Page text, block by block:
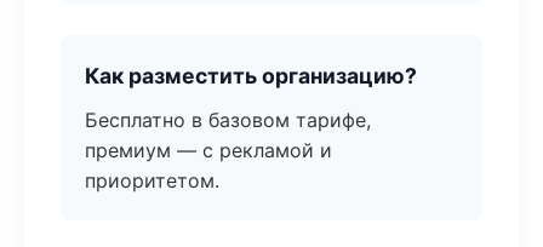
Как разместить организацию?
Бесплатно в базовом тарифе,
премиум — с рекламой и
приоритетом.